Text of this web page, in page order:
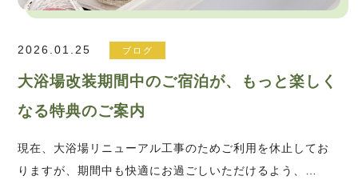
2026.01.25 ブログ
大浴場改装期間中のご宿泊が、もっと楽しく
なる特典のご案内
現在、大浴場リニューアル工事のためご利用を休止してお
りますが、期間中も快適にお過ごしいただけるよう、…